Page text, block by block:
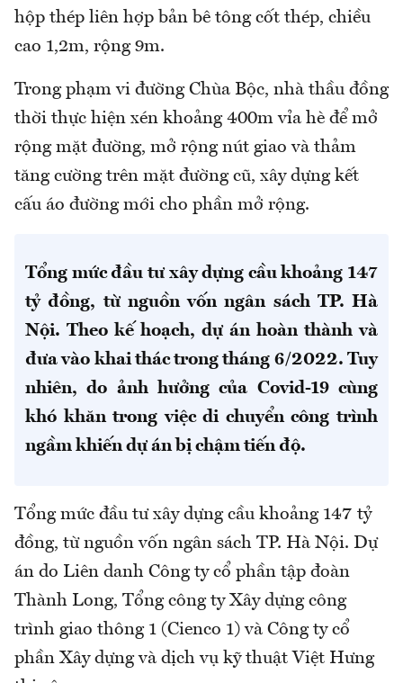
hộp thép liên hợp bản bê tông cốt thép, chiều
cao 1,2m, rộng 9m.
Trong phạm vi đường Chùa Bộc, nhà thầu đồng
thời thực hiện xén khoảng 400m vỉa hè để mở
rộng mặt đường, mở rộng nút giao và thảm
tăng cường trên mặt đường cũ, xây dựng kết
cấu áo đường mới cho phần mở rộng.
Tổng mức đầu tư xây dựng cầu khoảng 147
tỷ đồng, từ nguồn vốn ngân sách TP. Hà
Nội. Theo kế hoạch, dự án hoàn thành và
đưa vào khai thác trong tháng 6/2022. Tuy
nhiên, do ảnh hưởng của Covid-19 cùng
khó khăn trong việc di chuyển công trình
ngầm khiến dự án bị chậm tiến độ.
Tổng mức đầu tư xây dựng cầu khoảng 147 tỷ
đồng, từ nguồn vốn ngân sách TP. Hà Nội. Dự
án do Liên danh Công ty cổ phần tập đoàn
Thành Long, Tổng công ty Xây dựng công
trình giao thông 1 (Cienco 1) và Công ty cổ
phần Xây dựng và dịch vụ kỹ thuật Việt Hưng